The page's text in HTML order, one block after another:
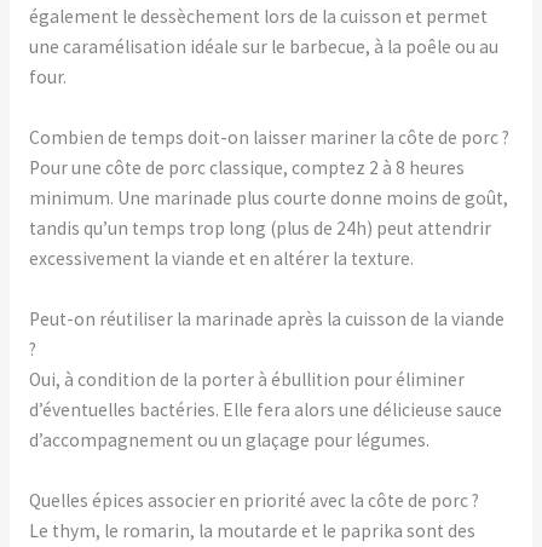
également le dessèchement lors de la cuisson et permet
une caramélisation idéale sur le barbecue, à la poêle ou au
four.
Combien de temps doit-on laisser mariner la côte de porc ?
Pour une côte de porc classique, comptez 2 à 8 heures
minimum. Une marinade plus courte donne moins de goût,
tandis qu’un temps trop long (plus de 24h) peut attendrir
excessivement la viande et en altérer la texture.
Peut-on réutiliser la marinade après la cuisson de la viande
?
Oui, à condition de la porter à ébullition pour éliminer
d’éventuelles bactéries. Elle fera alors une délicieuse sauce
d’accompagnement ou un glaçage pour légumes.
Quelles épices associer en priorité avec la côte de porc ?
Le thym, le romarin, la moutarde et le paprika sont des